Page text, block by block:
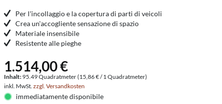
Per l'incollaggio e la copertura di parti di veicoli
Crea un'accogliente sensazione di spazio
Materiale insensibile
Resistente alle pieghe
1.514,00 €
Inhalt: 95.49 Quadratmeter (15,86 € / 1 Quadratmeter)
inkl. MwSt. zzgl. Versandkosten
immediatamente disponibile